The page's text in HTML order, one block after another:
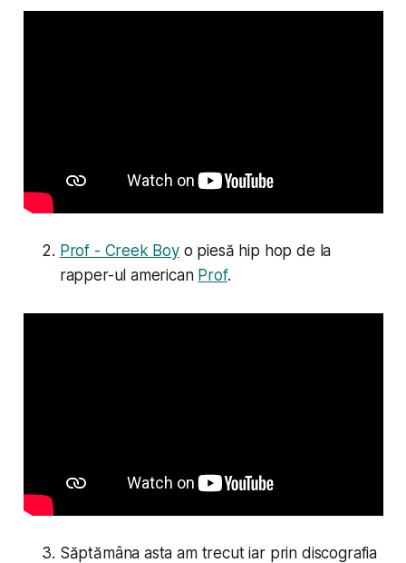
Prof - Creek Boyo piesă hip hop de la
rapper-ul american Prof.
Săptămâna asta am trecut iar prin discografia